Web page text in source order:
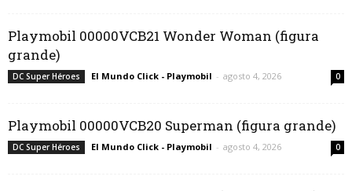
Playmobil 00000VCB21 Wonder Woman (figura
grande)
DC Super Héroes El Mundo Click - Playmobil - agosto 4, 2026 0
Playmobil 00000VCB20 Superman (figura grande)
DC Super Héroes El Mundo Click - Playmobil - agosto 4, 2026 0